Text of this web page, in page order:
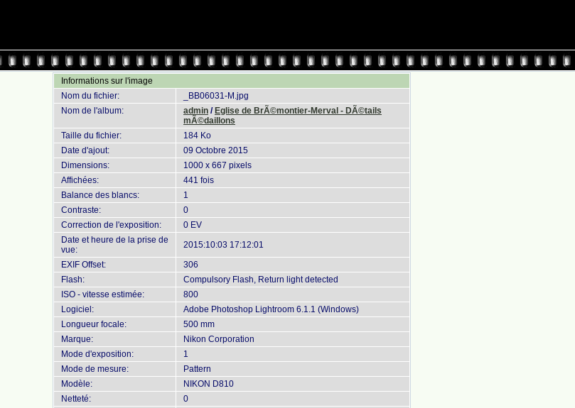
Informations sur l'image
Nom du fichier:
_BB06031-M.jpg
Nom de l'album:
admin / Eglise de BrÃ©montier-Merval - DÃ©tails
mÃ©daillons
Taille du fichier:
184 Ko
Date d'ajout:
09 Octobre 2015
Dimensions:
1000 x 667 pixels
Affichées:
441 fois
Balance des blancs:
1
Contraste:
0
Correction de l'exposition:
0 EV
Date et heure de la prise de
vue:
2015:10:03 17:12:01
EXIF Offset:
306
Flash:
Compulsory Flash, Return light detected
ISO - vitesse estimée:
800
Logiciel:
Adobe Photoshop Lightroom 6.1.1 (Windows)
Longueur focale:
500 mm
Marque:
Nikon Corporation
Mode d'exposition:
1
Mode de mesure:
Pattern
Modèle:
NIKON D810
Netteté:
0